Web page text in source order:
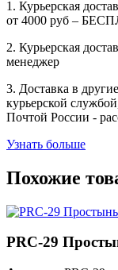
1. Курьерская
от 4000 руб –
2. Курьерская
менеджер
3. Доставка в
курьерской
Почтой России -
Узнать больше
Похожие
PRC-29